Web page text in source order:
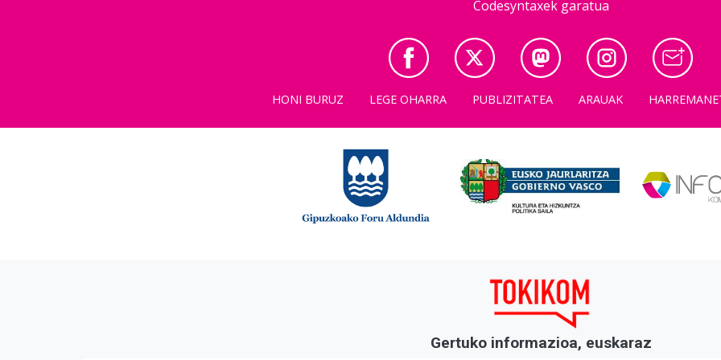
Codesyntaxek garatua
HONI BURUZ LEGE OHARRA PUBLIZITATEA ARAUAK
Gertuko informazioa, euskaraz